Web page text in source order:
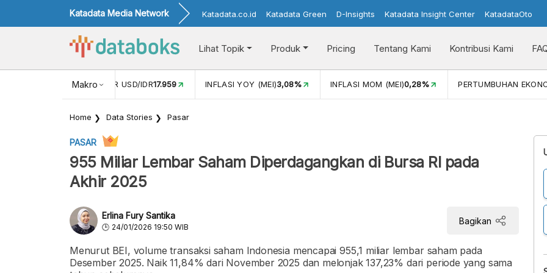
Katadata Media Network Katadata.co.id Katadata Green D-Insights Katadata Insight Center KatadataOto
Lihat Topik Produk Pricing Tentang Kami Kontribusi Kami
Makro
NILAI TUKAR USD/IDR17.959 INFLASI YOY (MEI)3,08% INFLASI MOM (MEI)0,28% PERTUMBUHAN
Home Data Stories Pasar
PASAR
955 Miliar Lembar Saham Diperdagangkan di Bursa RI pada
Akhir 2025
Erlina Fury Santika
24/01/2026 19:50 WIB
Bagikan
Menurut BEI, volume transaksi saham Indonesia mencapai 955,1 miliar lembar saham pada
Desember 2025. Naik 11,84% dari November 2025 dan melonjak 137,23% dari periode yang sama